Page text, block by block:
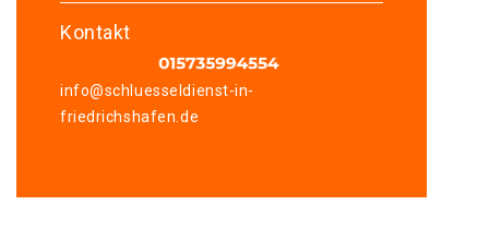
Kontakt
info@schluesseldienst-in-
friedrichshafen.de